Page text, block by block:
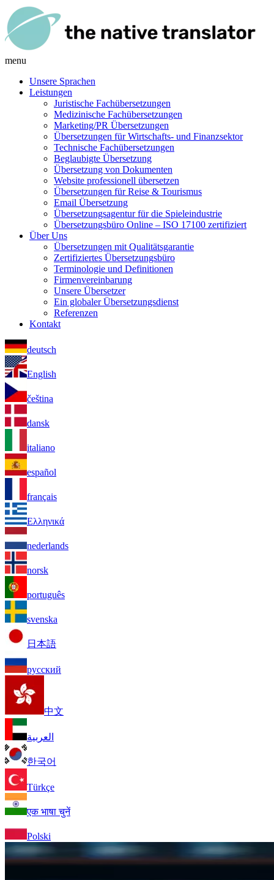
menu
Unsere Sprachen
Leistungen
Juristische Fachübersetzungen
Medizinische Fachübersetzungen
Marketing/PR Übersetzungen
Übersetzungen für Wirtschafts- und Finanzsektor
Technische Fachübersetzungen
Beglaubigte Übersetzung
Übersetzung von Dokumenten
Website professionell übersetzen
Übersetzungen für Reise & Tourismus
Email Übersetzung
Übersetzungsagentur für die Spieleindustrie
Übersetzungsbüro Online – ISO 17100 zertifiziert
Über Uns
Übersetzungen mit Qualitätsgarantie
Zertifiziertes Übersetzungsbüro
Terminologie und Definitionen
Firmenvereinbarung
Unsere Übersetzer
Ein globaler Übersetzungsdienst
Referenzen
Kontakt
deutsch
English
čeština
dansk
italiano
español
français
Ελληνικά
nederlands
norsk
português
svenska
日本語
русский
中文
العربية
한국어
Türkçe
एक भाषा चुनें
Polski